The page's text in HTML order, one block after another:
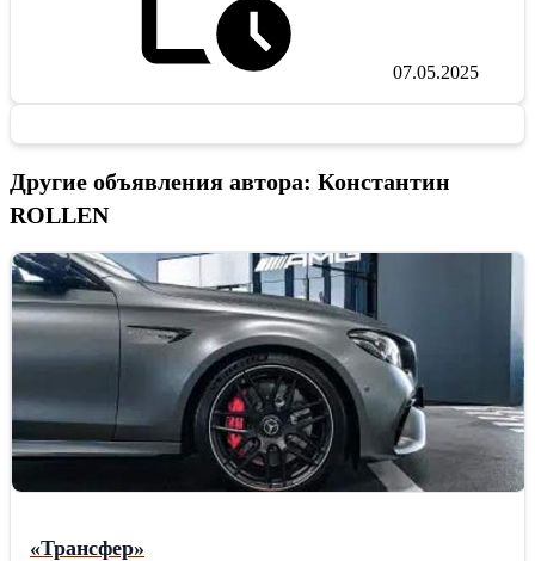
07.05.2025
Другие объявления автора: Константин
ROLLEN
«Трансфер»